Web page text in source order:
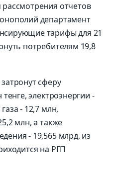
отчетов
департамент
тарифы для 21
потребителям 19,8
сферу
электроэнергии -
- 12,7 млн,
млн, а также
- 19,565 млрд, из
на РГП